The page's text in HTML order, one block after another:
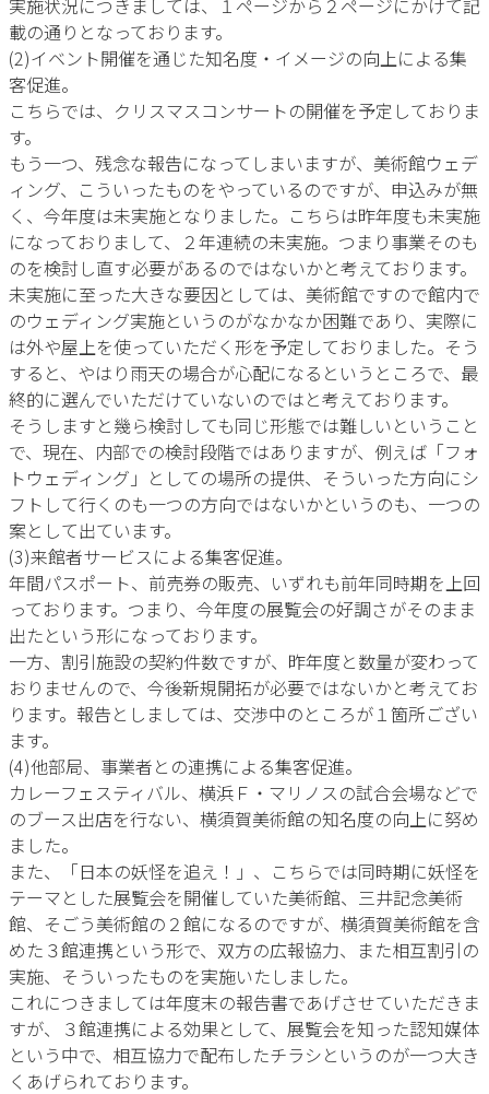
実施状況につきましては、１ページから２ページにかけて記
載の通りとなっております。
(2)イベント開催を通じた知名度・イメージの向上による集
客促進。
こちらでは、クリスマスコンサートの開催を予定しておりま
す。
もう一つ、残念な報告になってしまいますが、美術館ウェデ
ィング、こういったものをやっているのですが、申込みが無
く、今年度は未実施となりました。こちらは昨年度も未実施
になっておりまして、２年連続の未実施。つまり事業そのも
のを検討し直す必要があるのではないかと考えております。
未実施に至った大きな要因としては、美術館ですので館内で
のウェディング実施というのがなかなか困難であり、実際に
は外や屋上を使っていただく形を予定しておりました。そう
すると、やはり雨天の場合が心配になるというところで、最
終的に選んでいただけていないのではと考えております。
そうしますと幾ら検討しても同じ形態では難しいということ
で、現在、内部での検討段階ではありますが、例えば「フォ
トウェディング」としての場所の提供、そういった方向にシ
フトして行くのも一つの方向ではないかというのも、一つの
案として出ています。
(3)来館者サービスによる集客促進。
年間パスポート、前売券の販売、いずれも前年同時期を上回
っております。つまり、今年度の展覧会の好調さがそのまま
出たという形になっております。
一方、割引施設の契約件数ですが、昨年度と数量が変わって
おりませんので、今後新規開拓が必要ではないかと考えてお
ります。報告としましては、交渉中のところが１箇所ござい
ます。
(4)他部局、事業者との連携による集客促進。
カレーフェスティバル、横浜Ｆ・マリノスの試合会場などで
のブース出店を行ない、横須賀美術館の知名度の向上に努め
ました。
また、「日本の妖怪を追え！」、こちらでは同時期に妖怪を
テーマとした展覧会を開催していた美術館、三井記念美術
館、そごう美術館の２館になるのですが、横須賀美術館を含
めた３館連携という形で、双方の広報協力、また相互割引の
実施、そういったものを実施いたしました。
これにつきましては年度末の報告書であげさせていただきま
すが、３館連携による効果として、展覧会を知った認知媒体
という中で、相互協力で配布したチラシというのが一つ大き
くあげられております。